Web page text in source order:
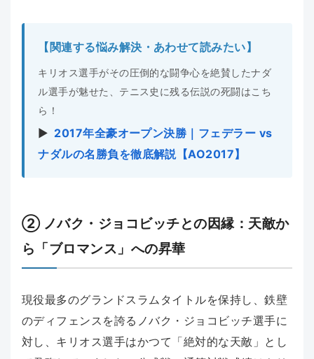
【関連する悩み解決・あわせて読みたい】
キリオス選手がその圧倒的な闘争心を絶賛したナダ
ル選手が魅せた、テニス史に残る伝説の死闘はこち
ら！
▶︎ 2017年全豪オープン決勝｜フェデラー vs
ナダルの名勝負を徹底解説【AO2017】
② ノバク・ジョコビッチとの因縁：天敵か
ら「ブロマンス」への昇華
現役最多のグランドスラムタイトルを保持し、鉄壁
のディフェンスを誇るノバク・ジョコビッチ選手に
対し、キリオス選手はかつて「絶対的な天敵」とし